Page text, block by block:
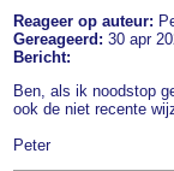
Reageer op auteur:
Gereageerd: 30 apr
Bericht:
Ben, als ik noodstop
ook de niet recente
Peter